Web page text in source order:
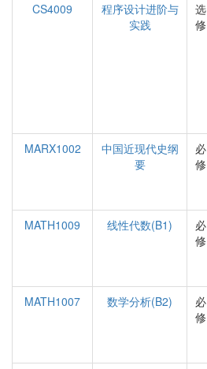
CS4009
程序设计进阶与
实践
选
修
MARX1002
中国近现代史纲
要
必
修
MATH1009
线性代数(B1)
必
修
MATH1007
数学分析(B2)
必
修